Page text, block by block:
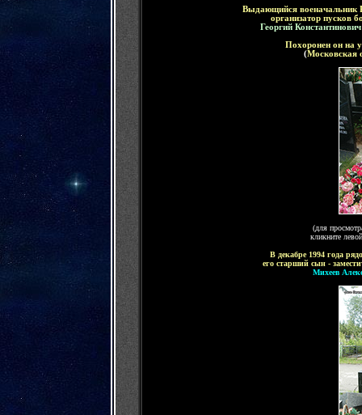
Выдающийся военачальник
организатор пусков
Георгий
Похоронен он на
(Московская
(для
кликните
В декабре 1994 года
его старший сын -
Михеев